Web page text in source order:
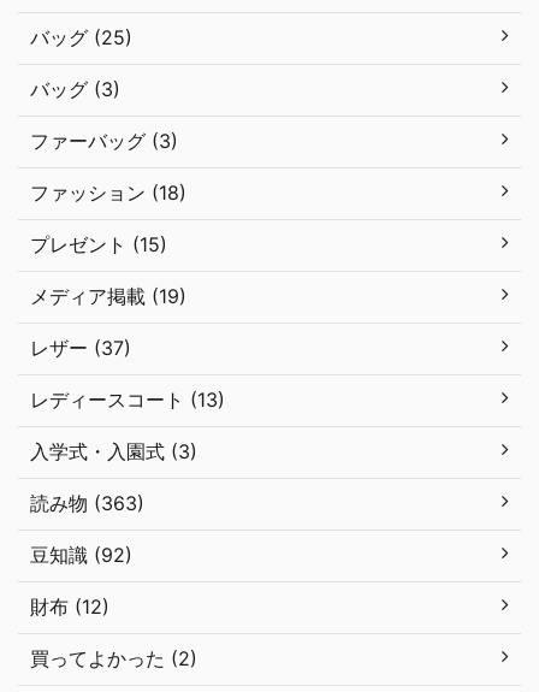
バッグ (25)
バッグ (3)
ファーバッグ (3)
ファッション (18)
プレゼント (15)
メディア掲載 (19)
レザー (37)
レディースコート (13)
入学式・入園式 (3)
読み物 (363)
豆知識 (92)
財布 (12)
買ってよかった (2)